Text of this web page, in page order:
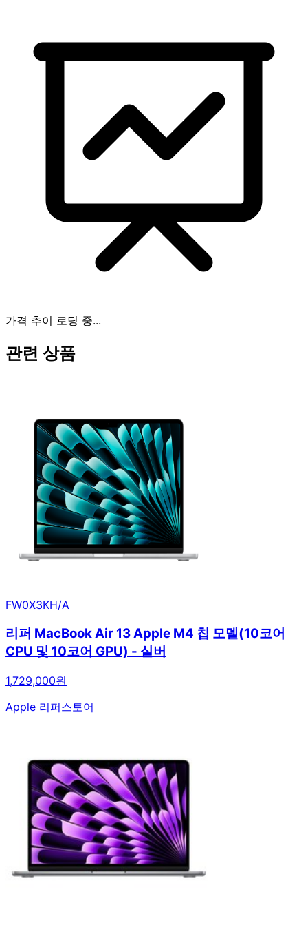
가격 추이 로딩 중...
관련 상품
FW0X3KH/A
리퍼 MacBook Air 13 Apple M4 칩 모델(10코어
CPU 및 10코어 GPU) - 실버
1,729,000원
Apple 리퍼스토어